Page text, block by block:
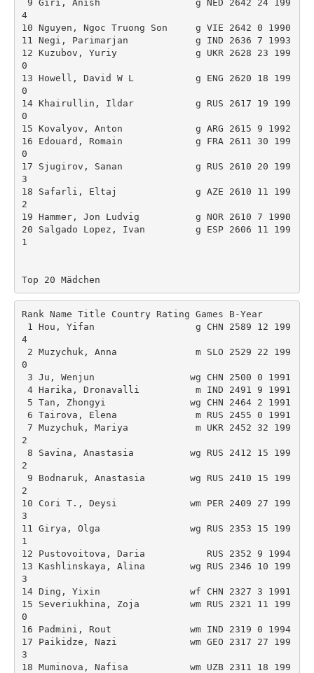
4
10 Nguyen, Ngoc Truong Son     g VIE 2642 0 1990
11 Negi, Parimarjan            g IND 2636 7 1993
12 Kuzubov, Yuriy              g UKR 2628 23 199
0
13 Howell, David W L           g ENG 2620 18 199
0
14 Khairullin, Ildar           g RUS 2617 19 199
0
15 Kovalyov, Anton             g ARG 2615 9 1992
16 Edouard, Romain             g FRA 2611 30 199
0
17 Sjugirov, Sanan             g RUS 2610 20 199
3
18 Safarli, Eltaj              g AZE 2610 11 199
2
19 Hammer, Jon Ludvig          g NOR 2610 7 1990
20 Salgado Lopez, Ivan         g ESP 2606 11 199
1
Top 20 Mädchen
Rank Name Title Country Rating Games B-Year
4
0
2
2
2
10 Cori T., Deysi             wm PER 2409 27 199
3
11 Girya, Olga                wg RUS 2353 15 199
1
12 Pustovoitova, Daria           RUS 2352 9 1994
13 Kashlinskaya, Alina        wg RUS 2346 10 199
3
14 Ding, Yixin                wf CHN 2327 3 1991
15 Severiukhina, Zoja         wm RUS 2321 11 199
0
16 Padmini, Rout              wm IND 2319 0 1994
17 Paikidze, Nazi             wm GEO 2317 27 199
3
18 Muminova, Nafisa           wm UZB 2311 18 199